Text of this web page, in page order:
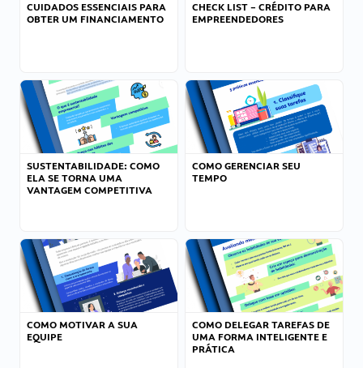
CUIDADOS ESSENCIAIS PARA
OBTER UM FINANCIAMENTO
CHECK LIST – CRÉDITO PARA
EMPREENDEDORES
SUSTENTABILIDADE: COMO
ELA SE TORNA UMA
VANTAGEM COMPETITIVA
COMO GERENCIAR SEU
TEMPO
COMO MOTIVAR A SUA
EQUIPE
COMO DELEGAR TAREFAS DE
UMA FORMA INTELIGENTE E
PRÁTICA